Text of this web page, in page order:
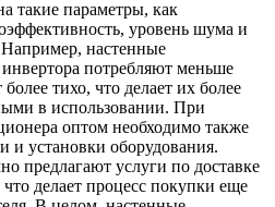
такие параметры, как
уровень шума и
настенные
потребляют меньше
тихо, что делает их более
в использовании. При
оптом необходимо также
и установки оборудования.
предлагают услуги по доставке
делает процесс покупки еще